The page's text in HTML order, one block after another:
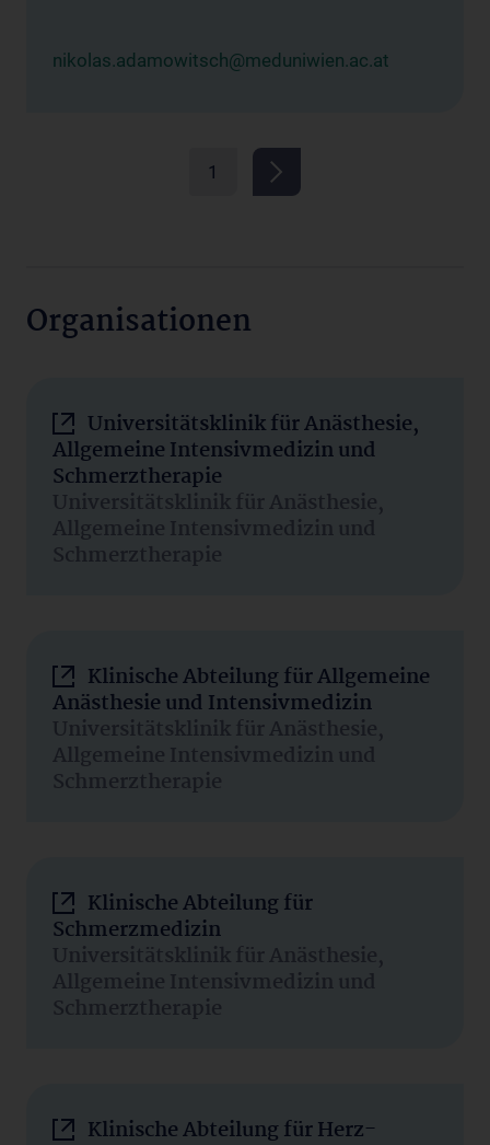
nikolas.adamowitsch@meduniwien.ac.at
1
Organisationen
Universitätsklinik für Anästhesie,
Allgemeine Intensivmedizin und
Schmerztherapie
Universitätsklinik für Anästhesie,
Allgemeine Intensivmedizin und
Schmerztherapie
Klinische Abteilung für Allgemeine
Anästhesie und Intensivmedizin
Universitätsklinik für Anästhesie,
Allgemeine Intensivmedizin und
Schmerztherapie
Klinische Abteilung für
Schmerzmedizin
Universitätsklinik für Anästhesie,
Allgemeine Intensivmedizin und
Schmerztherapie
Klinische Abteilung für Herz-